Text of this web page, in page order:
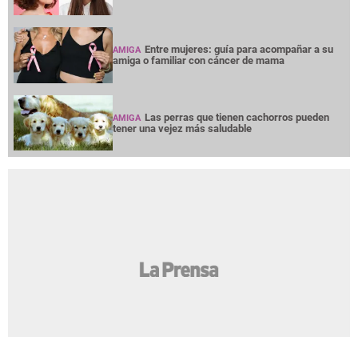
AMIGA Entre mujeres: guía para acompañar a su
amiga o familiar con cáncer de mama
AMIGA Las perras que tienen cachorros pueden
tener una vejez más saludable